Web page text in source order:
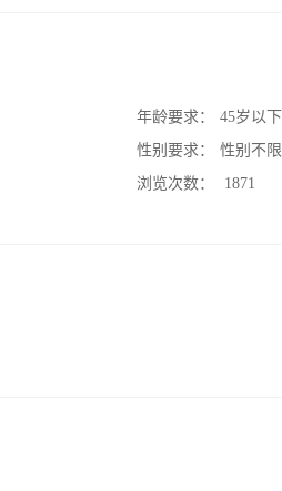
年龄要求：
45岁以下
性别要求：
性别不限
浏览次数：
1871